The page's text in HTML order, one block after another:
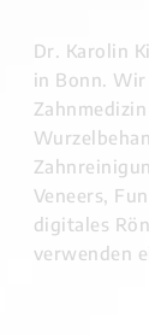
Dr. Karolin
in Bonn.
Veneers,
digitales
verwenden